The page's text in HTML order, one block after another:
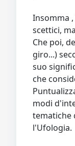
Insomma
scettici,
Che poi,
giro...)
suo
che
modi
tematiche
l'Ufologia.